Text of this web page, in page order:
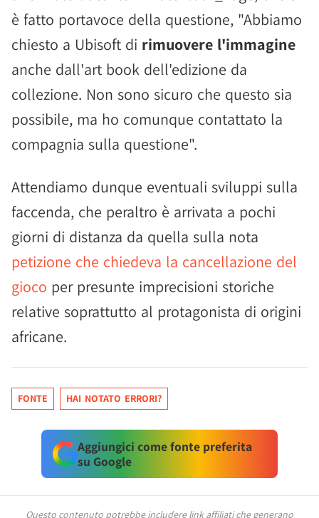
è fatto portavoce della questione, "Abbiamo
chiesto a Ubisoft di rimuovere l'immagine
anche dall'art book dell'edizione da
collezione. Non sono sicuro che questo sia
possibile, ma ho comunque contattato la
compagnia sulla questione".
Attendiamo dunque eventuali sviluppi sulla
faccenda, che peraltro è arrivata a pochi
giorni di distanza da quella sulla nota
petizione che chiedeva la cancellazione del
gioco per presunte imprecisioni storiche
relative soprattutto al protagonista di origini
africane.
FONTE HAI NOTATO ERRORI?
Aggiungici come fonte preferita
su Google
Questo contenuto potrebbe includere link affiliati che generano